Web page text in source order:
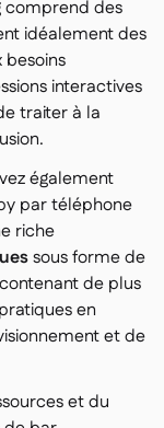
comprend des
idéalement des
interactives
traiter à la
également
par téléphone
riche
sous forme de
de plus
en
et de
et du